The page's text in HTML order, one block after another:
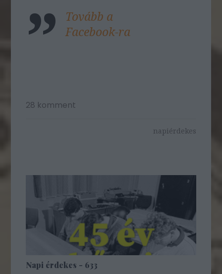
Tovább a
Facebook-ra
28 komment
napiérdekes
Napi érdekes - 633